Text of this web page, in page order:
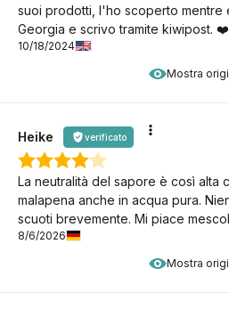
Mostra
suoi prodotti, l'ho scoperto mentre
Georgia e scrivo tramite kiwipost. ❤️
10/18/2024
Mostra
Heike verificato
La neutralità del sapore è così alta
malapena anche in acqua pura.
scuoti brevemente. Mi piace
8/6/2026